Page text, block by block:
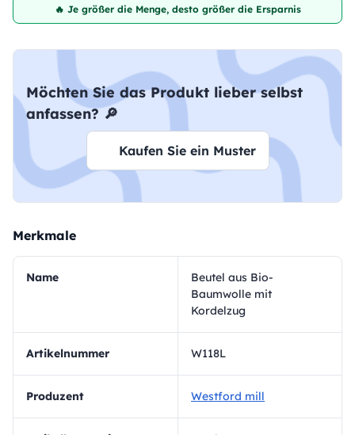
🔥 Je größer die Menge, desto größer die Ersparnis
Möchten Sie das Produkt lieber selbst
anfassen? 🔎
Kaufen Sie ein Muster
Merkmale
Name
Beutel aus Bio-
Baumwolle mit
Kordelzug
Artikelnummer W118L
Produzent Westford mill